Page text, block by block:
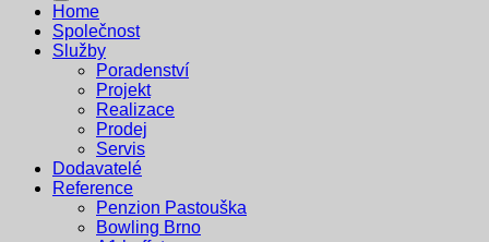
Home
Společnost
Služby
Poradenství
Projekt
Realizace
Prodej
Servis
Dodavatelé
Reference
Penzion Pastouška
Bowling Brno